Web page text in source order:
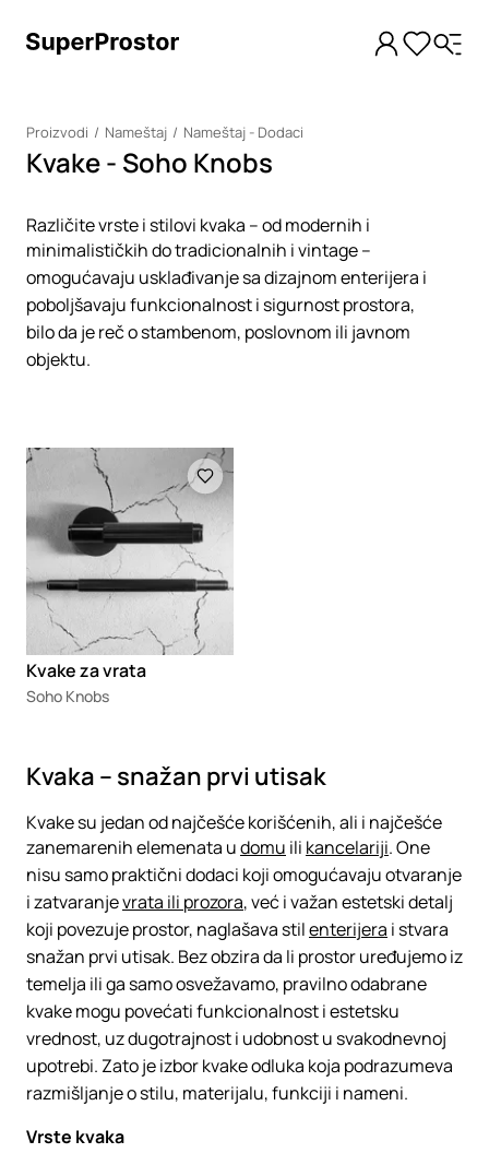
Proizvodi Nameštaj Nameštaj - Dodaci
Kvake - Soho Knobs
Različite vrste i stilovi kvaka – od modernih i
minimalističkih do tradicionalnih i vintage –
omogućavaju usklađivanje sa dizajnom enterijera i
poboljšavaju funkcionalnost i sigurnost prostora,
bilo da je reč o stambenom, poslovnom ili javnom
objektu.
Loading
Kvake za vrata
Soho Knobs
Kvaka – snažan prvi utisak
Kvake su jedan od najčešće korišćenih, ali i najčešće
zanemarenih elemenata udomu ili kancelariji. One
nisu samo praktični dodaci koji omogućavaju otvaranje
i zatvaranjevrata ili prozora, već i važan estetski detalj
koji povezuje prostor, naglašava stilenterijera i stvara
snažan prvi utisak. Bez obzira da li prostor uređujemo iz
temelja ili ga samo osvežavamo, pravilno odabrane
kvake mogu povećati funkcionalnost i estetsku
vrednost, uz dugotrajnost i udobnost u svakodnevnoj
upotrebi. Zato je izbor kvake odluka koja podrazumeva
razmišljanje o stilu, materijalu, funkciji i nameni.
Vrste kvaka